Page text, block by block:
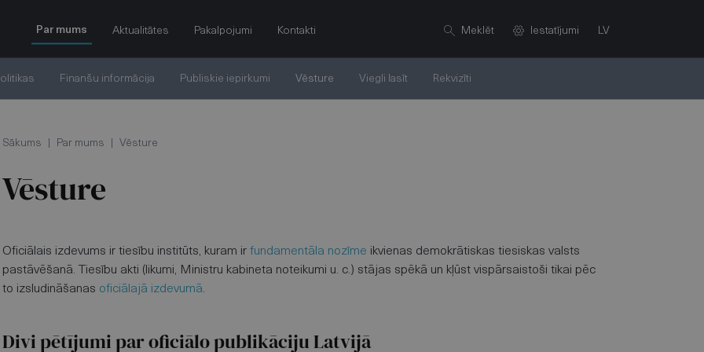
Par mums
Finanšu informācija Publiskie iepirkumi Vēsture Viegli lasīt Rekvizīti
Aktualitātes Pakalpojumi Kontakti Meklēt Iestatījumi LV
Sākums Par mums Vēsture
Vēsture
Oficiālais izdevums ir tiesību institūts, kuram irfundamentāla nozīme ikvienas demokrātiskas tiesiskas valsts
pastāvēšanā. Tiesību akti (likumi, Ministru kabineta noteikumi u. c.) stājas spēkā un kļūst vispārsaistoši tikai pēc
to izsludināšanas oficiālajā izdevumā.
Divi pētījumi par oficiālo publikāciju Latvijā